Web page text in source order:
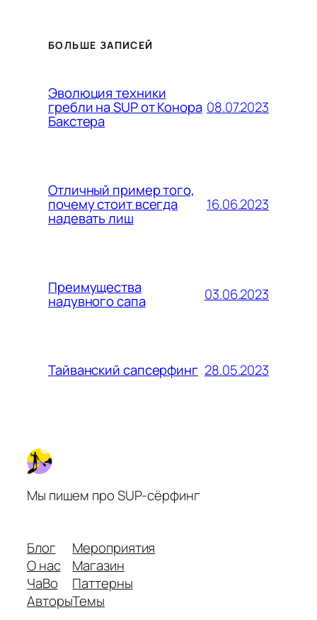
БОЛЬШЕ ЗАПИСЕЙ
Эволюция техники
гребли на SUP от Конора
Бакстера
08.07.2023
Отличный пример того,
почему стоит всегда
надевать лиш
16.06.2023
Преимущества
надувного сапа 03.06.2023
Тайванский сапсерфинг 28.05.2023
Мы пишем про SUP-сёрфинг
Блог
О нас
ЧаВо
Авторы
Мероприятия
Магазин
Паттерны
Темы